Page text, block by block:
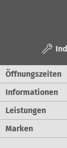
Öffnungszeiten
Informationen
Leistungen
Marken